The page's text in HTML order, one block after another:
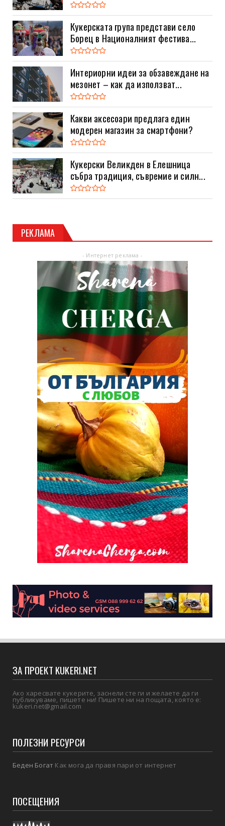
Кукерската група представи село
Борец в Националният фестива...
Интериорни идеи за обзавеждане на
мезонет – как да използват...
Какви аксесоари предлага един
модерен магазин за смартфони?
Кукерски Великден в Елешница
събра традиция, съвремие и силн...
РЕКЛАМА
- Интернет реклама -
ЗА ПРОЕКТ KUKERI.NET
Ако харесвате кукерите, заснели сте ги и желаете да ги
публикуваме, пишете ни! Пишете ни на пощата, която е:
kukeri.net@gmail.com
ПОЛЕЗНИ РЕСУРСИ
Беден Богат Как мога да правя пари от интернет
ПОСЕЩЕНИЯ